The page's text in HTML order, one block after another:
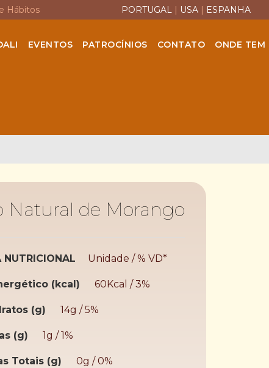
Hábitos PORTUGAL | USA | ESPANHA
EVENTOS PATROCÍNIOS CONTATO ONDE TEM
Natural de Morango
NUTRICIONAL Unidade / % VD*
(kcal) 60Kcal / 3%
(g) 14g / 5%
(g) 1g / 1%
Totais (g) 0g / 0%